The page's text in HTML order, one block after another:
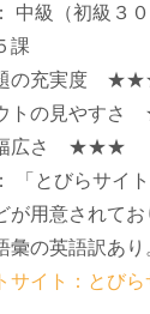
中級（初級３
課
の充実度
トの見やす
幅広さ ★★★
「とびらサイ
が用意されて
彙の英語訳あ
サイト：とびら